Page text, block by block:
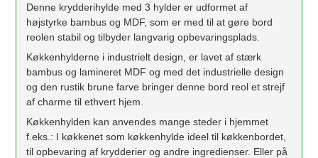
Denne krydderihylde med 3 hylder er udformet af
højstyrke bambus og MDF, som er med til at gøre bord
reolen stabil og tilbyder langvarig opbevaringsplads.
Køkkenhylderne i industrielt design, er lavet af stærk
bambus og lamineret MDF og med det industrielle design
og den rustik brune farve bringer denne bord reol et strejf
af charme til ethvert hjem.
Køkkenhylden kan anvendes mange steder i hjemmet
f.eks.: I køkkenet som køkkenhylde ideel til køkkenbordet,
til opbevaring af krydderier og andre ingredienser. Eller på